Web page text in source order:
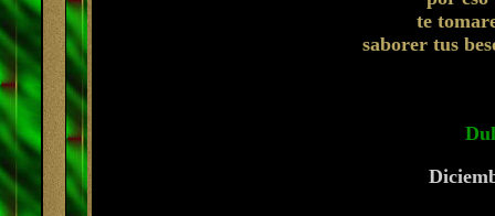
te
saborer tus